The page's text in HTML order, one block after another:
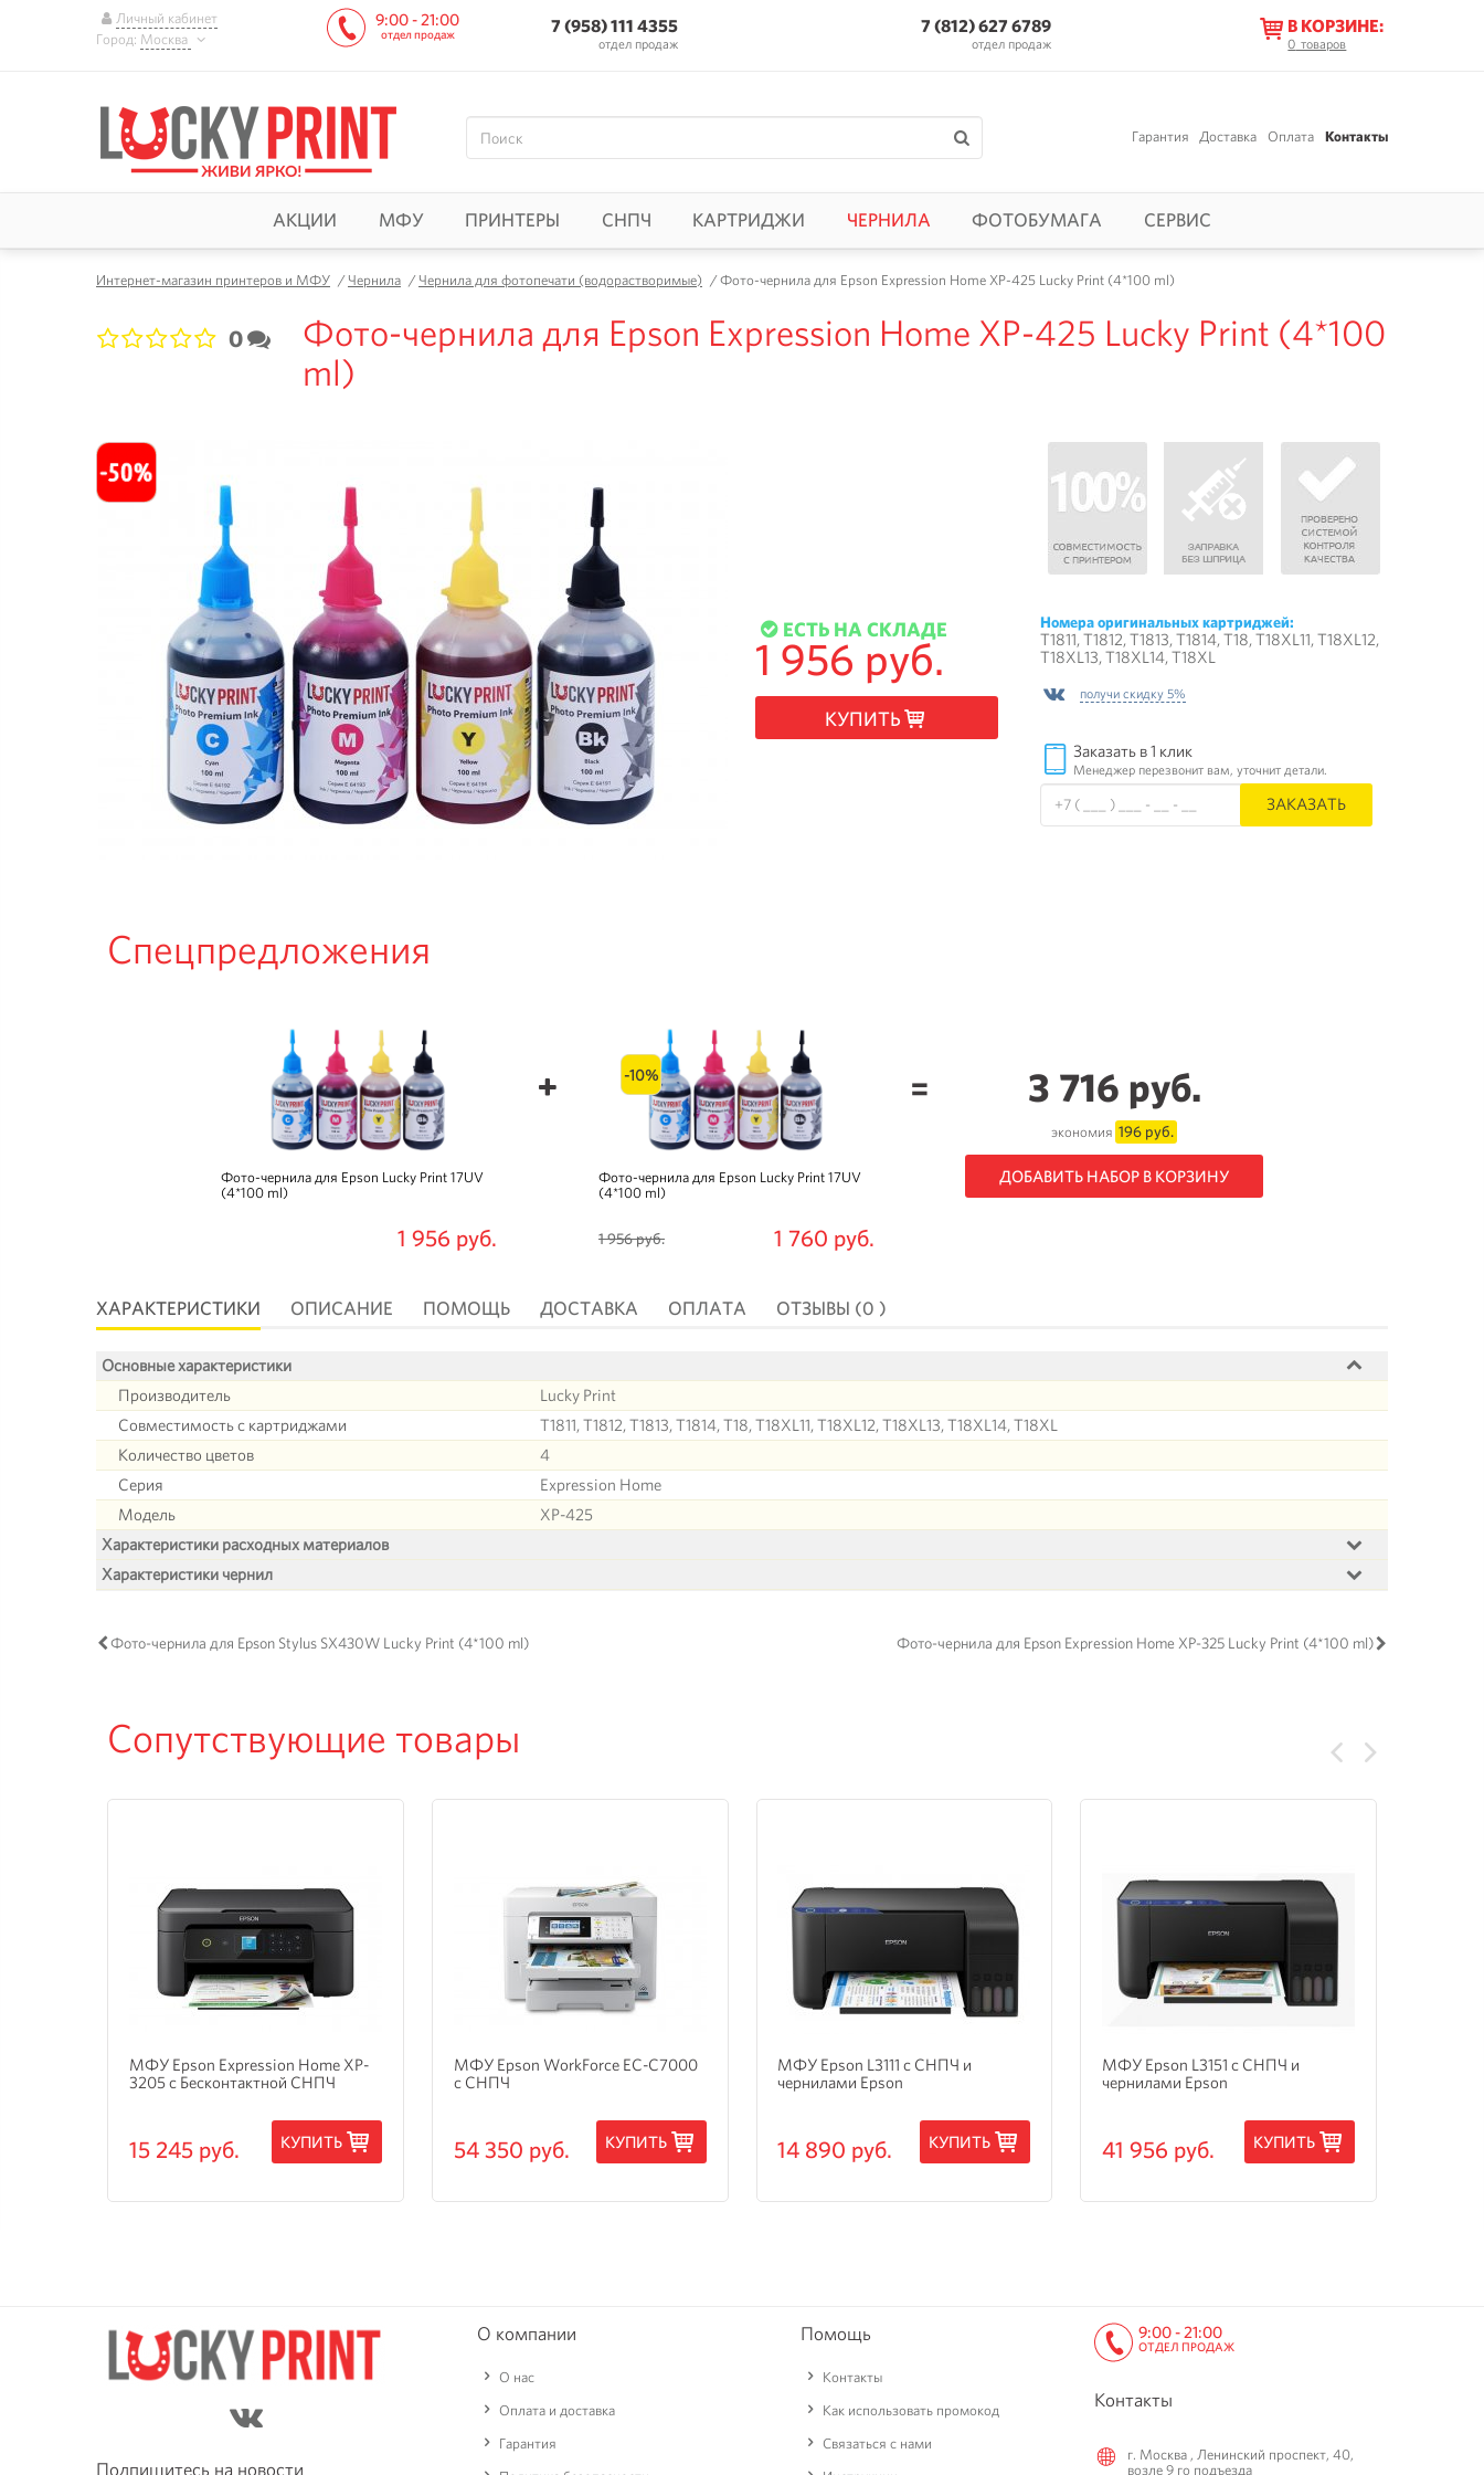
Личный кабинет
Город: Москва
9:00 - 21:00
отдел продаж 7 (958) 111 4355
отдел продаж
7 (812) 627 6789
отдел продаж
В КОРЗИНЕ:
0 товаров
Гарантия Доставка Оплата Контакты
АКЦИИ МФУ ПРИНТЕРЫ СНПЧ КАРТРИДЖИ ЧЕРНИЛА ФОТОБУМАГА СЕРВИС
Интернет-магазин принтеров и МФУ /Чернила /Чернила для фотопечати (водорастворимые) /Фото-чернила для Epson Expression Home XP-425 Lucky Print (4*100 ml)
0
Фото-чернила для Epson Expression Home XP-425 Lucky Print (4*100
ml)
ЕСТЬ НА СКЛАДЕ
1 956 руб.
КУПИТЬ
Номера оригинальных картриджей:
T1811, T1812, T1813, T1814, T18, T18XL11, T18XL12,
T18XL13, T18XL14, T18XL
получи скидку 5%
Заказать в 1 клик
Менеджер перезвонит вам, уточнит детали.
ЗАКАЗАТЬ
Спецпредложения
Фото-чернила для Epson Lucky Print 17UV
(4*100 ml)
1 956 руб.
-10%
Фото-чернила для Epson Lucky Print 17UV
(4*100 ml)
1 956 руб. 1 760 руб.
= 3 716 руб.
экономия 196 руб.
ДОБАВИТЬ НАБОР В КОРЗИНУ
ХАРАКТЕРИСТИКИ ОПИСАНИЕ ПОМОЩЬ ДОСТАВКА ОПЛАТА ОТЗЫВЫ (0 )
Основные характеристики
Производитель
Lucky Print
Совместимость с картриджами
T1811, T1812, T1813, T1814, T18, T18XL11, T18XL12, T18XL13, T18XL14, T18XL
Количество цветов
4
Серия
Expression Home
Модель
XP-425
Характеристики расходных материалов
Характеристики чернил
Фото-чернила для Epson Stylus SX430W Lucky Print (4*100 ml) Фото-чернила для Epson Expression Home XP-325 Lucky Print (4*100 ml)
Сопутствующие товары
МФУ Epson Expression Home XP-
3205 с Бесконтактной СНПЧ
15 245 руб. КУПИТЬ
МФУ Epson WorkForce EC-C7000
с СНПЧ
54 350 руб. КУПИТЬ
МФУ Epson L3111 с СНПЧ и
чернилами Epson
14 890 руб. КУПИТЬ
МФУ Epson L3151 с СНПЧ и
чернилами Epson
41 956 руб. КУПИТЬ
Подпишитесь на новости
О компании
О нас
Оплата и доставка
Гарантия
Помощь
Контакты
Как использовать промокод
Связаться с нами
9:00 - 21:00
ОТДЕЛ ПРОДАЖ
Контакты
г. Москва , Ленинский проспект, 40,
возле 9 го подъезда